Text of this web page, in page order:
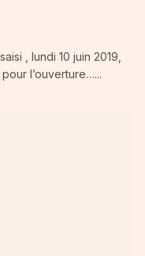
, lundi 10 juin 2019,
l’ouverture…...